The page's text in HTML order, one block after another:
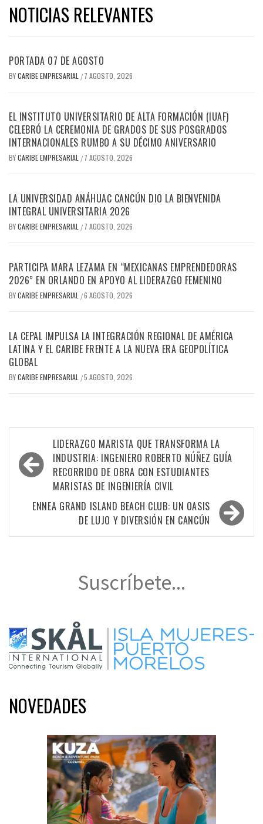
NOTICIAS RELEVANTES
PORTADA 07 DE AGOSTO
BYCARIBE EMPRESARIAL / 7 AGOSTO, 2026
EL INSTITUTO UNIVERSITARIO DE ALTA FORMACIÓN (IUAF)
CELEBRÓ LA CEREMONIA DE GRADOS DE SUS POSGRADOS
INTERNACIONALES RUMBO A SU DÉCIMO ANIVERSARIO
BYCARIBE EMPRESARIAL / 7 AGOSTO, 2026
LA UNIVERSIDAD ANÁHUAC CANCÚN DIO LA BIENVENIDA
INTEGRAL UNIVERSITARIA 2026
BYCARIBE EMPRESARIAL / 7 AGOSTO, 2026
PARTICIPA MARA LEZAMA EN “MEXICANAS EMPRENDEDORAS
2026” EN ORLANDO EN APOYO AL LIDERAZGO FEMENINO
BYCARIBE EMPRESARIAL /6 AGOSTO, 2026
LA CEPAL IMPULSA LA INTEGRACIÓN REGIONAL DE AMÉRICA
LATINA Y EL CARIBE FRENTE A LA NUEVA ERA GEOPOLÍTICA
GLOBAL
BYCARIBE EMPRESARIAL /5 AGOSTO, 2026
Navegación
de
entradas
LIDERAZGO MARISTA QUE TRANSFORMA LA
INDUSTRIA: INGENIERO ROBERTO NÚÑEZ GUÍA
RECORRIDO DE OBRA CON ESTUDIANTES
MARISTAS DE INGENIERÍA CIVIL
ENNEA GRAND ISLAND BEACH CLUB: UN OASIS
DE LUJO Y DIVERSIÓN EN CANCÚN
Suscríbete...
NOVEDADES